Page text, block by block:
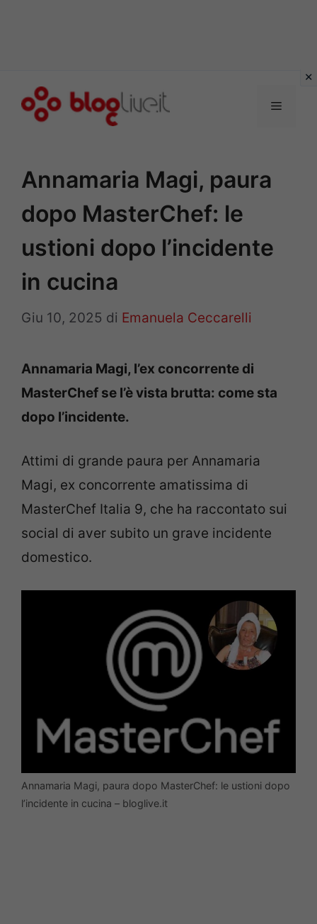
Menu
Annamaria Magi, paura
dopo MasterChef: le
ustioni dopo l’incidente
in cucina
Giu 10, 2025 di Emanuela Ceccarelli
Annamaria Magi, l’ex concorrente di
MasterChef se l’è vista brutta: come sta
dopo l’incidente.
Attimi di grande paura per Annamaria
Magi, ex concorrente amatissima di
MasterChef Italia 9, che ha raccontato sui
social di aver subito un grave incidente
domestico.
Annamaria Magi, paura dopo MasterChef: le ustioni dopo
l’incidente in cucina – bloglive.it